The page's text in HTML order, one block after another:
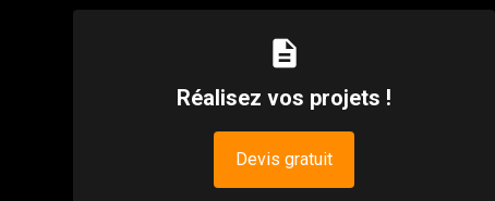
description
Réalisez vos projets !
Devis gratuit